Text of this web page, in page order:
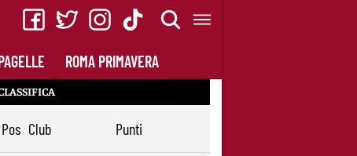
ROMA PRIMAVERA
Pos Club Punti